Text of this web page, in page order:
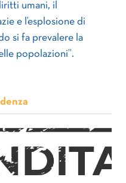
umani, il
e l’esplosione di
si fa prevalere la
popolazioni”.